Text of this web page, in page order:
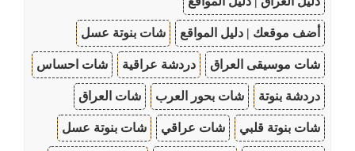
أضف موقعك | دليل المواقع شات بنوتة عسل
شات موسيقى العراق دردشة عراقية شات احساس
دردشة بنوتة شات بحور العرب شات العراق
شات بنوتة قلبي شات عراقي شات بنوتة عسل